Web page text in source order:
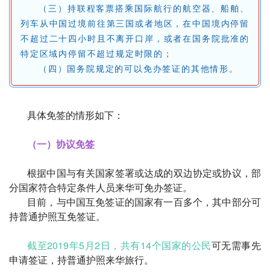
（三）持联程客票搭乘国际航行的航空器、船舶、
列车从中国过境前往第三国或者地区，在中国境内停留
不超过二十四小时且不离开口岸，或者在国务院批准的
特定区域内停留不超过规定时限的；
（四）国务院规定的可以免办签证的其他情形。
具体免签的情形如下：
（一）协议免签
根据中国与有关国家签署或达成的双边协定或协议，部
分国家符合特定条件人员来华可免办签证。
目前，与中国互免签证的国家有一百多个，其中部分可
持普通护照互免签证。
截至2019年5月2日，共有14个国家的公民可无需事先
申请签证，持普通护照来华旅行。